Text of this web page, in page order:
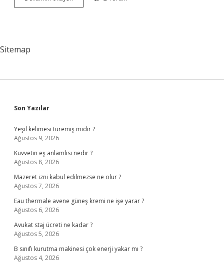
Bir
Sitemap
Sidebar
Son Yazılar
Yeşil kelimesi türemiş midir ?
Ağustos 9, 2026
Kuvvetin eş anlamlısı nedir ?
Ağustos 8, 2026
Mazeret izni kabul edilmezse ne olur ?
Ağustos 7, 2026
Eau thermale avene güneş kremi ne işe yarar ?
Ağustos 6, 2026
Avukat staj ücreti ne kadar ?
Ağustos 5, 2026
B sınıfı kurutma makinesi çok enerji yakar mı ?
Ağustos 4, 2026